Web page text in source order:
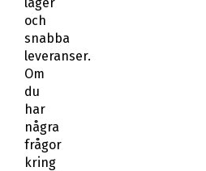
och
snabba
leveranser.
Om
du
har
några
frågor
kring